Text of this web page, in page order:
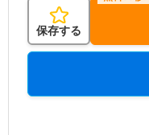
保存する